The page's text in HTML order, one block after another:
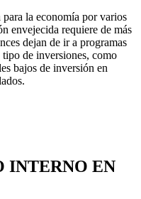
para la economía por varios
envejecida requiere de más
dejan de ir a programas
de inversiones, como
bajos de inversión en
INTERNO EN